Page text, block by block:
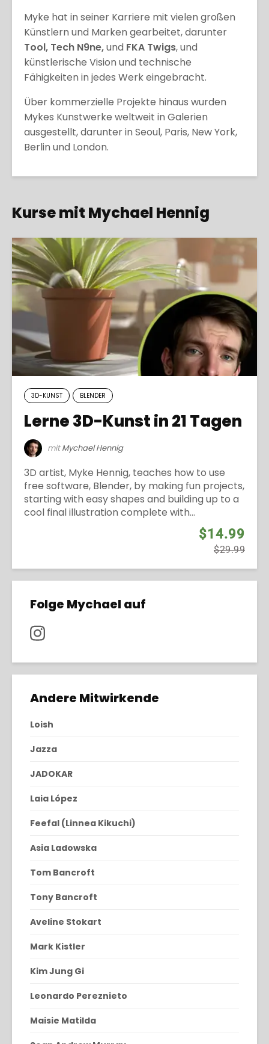
Myke hat in seiner Karriere mit vielen großen
Künstlern und Marken gearbeitet, darunter
Tool, Tech N9ne,und FKA Twigs, und
künstlerische Vision und technische
Fähigkeiten in jedes Werk eingebracht.
Über kommerzielle Projekte hinaus wurden
Mykes Kunstwerke weltweit in Galerien
ausgestellt, darunter in Seoul, Paris, New York,
Berlin und London.
Kurse mit Mychael Hennig
3D-KUNST BLENDER
Lerne 3D-Kunst in 21 Tagen
mitMychael Hennig
3D artist, Myke Hennig, teaches how to use
free software, Blender, by making fun projects,
starting with easy shapes and building up to a
cool final illustration complete with...
$14.99
$29.99
Folge Mychael auf
Andere Mitwirkende
Loish
Jazza
JADOKAR
Laia López
Feefal (Linnea Kikuchi)
Asia Ladowska
Tom Bancroft
Tony Bancroft
Aveline Stokart
Mark Kistler
Kim Jung Gi
Leonardo Pereznieto
Maisie Matilda